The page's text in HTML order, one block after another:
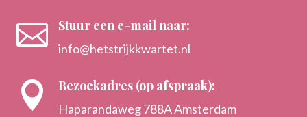
 Stuur een e-mail naar:
info@hetstrijkkwartet.nl
 Bezoekadres (op afspraak):
Haparandaweg 788A Amsterdam